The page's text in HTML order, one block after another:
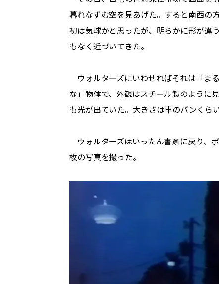
暮れなずむ空を見あげた。すると南西の
初は気球かと思ったが、明らかに形が違
もなく近づいてきた。
ウォルターズにいわせればそれは「ま
な」物体で、外観はスチール製のように
も光が出ていた。大きさは車のバンくら
ウォルターズはいったん書斎に戻り、
枚の写真を撮った。